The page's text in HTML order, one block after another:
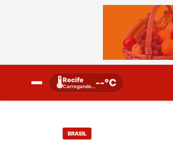
🌡️Recife
Carregando…--°C
BRASIL